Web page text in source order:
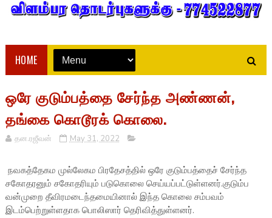
HOME
ஒரே குடும்பத்தை சேர்ந்த அண்ணன்,
தங்கை கொடூரக் கொலை.
தன.ரஜீவன் May 31, 2022
நவகத்தேகம முல்லேகம பிரதேசத்தில் ஒரே குடும்பத்தைச் சேர்ந்த
சகோதரனும் சகோதரியும் படுகொலை செய்யப்பட்டுள்ளனர்.குடும்ப
வன்முறை தீவிரமடைந்தமையினால் இந்த கொலை சம்பவம்
இடம்பெற்றுள்ளதாக பொலிஸார் தெரிவித்துள்ளனர்.